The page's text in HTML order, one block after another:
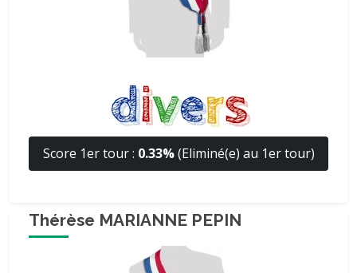
Score 1er tour : 0.33%(Eliminé(e) au 1er tour)
Thérèse MARIANNE PEPIN